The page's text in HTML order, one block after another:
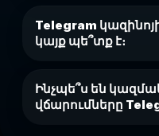
Telegram
կայք պե՞տք է։
Ինչպե՞ս են
վճարումները